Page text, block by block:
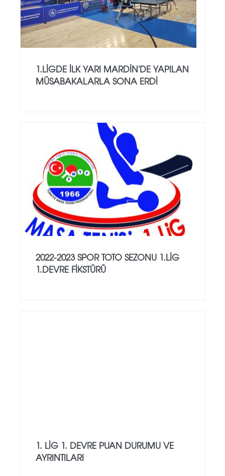
1.LİGDE İLK YARI MARDİN'DE YAPILAN
MÜSABAKALARLA SONA ERDİ
2022-2023 SPOR TOTO SEZONU 1.LİG
1.DEVRE FİKSTÜRÜ
1. LIG 1. DEVRE PUAN DURUMU VE
AYRINTILARI